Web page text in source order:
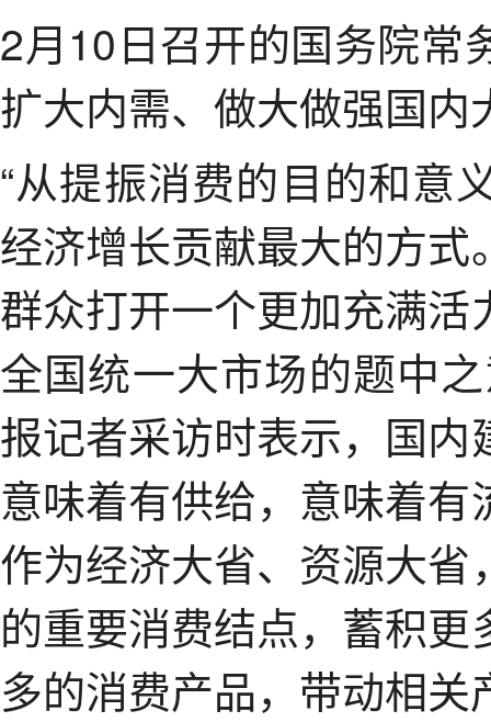
2月10日召开的国务院常
扩大内需、做大做强国
“从提振消费的目的和意
经济增长贡献最大的方
群众打开一个更加充满
全国统一大市场的题中
报记者采访时表示，国
意味着有供给，意味着
作为经济大省、资源大
的重要消费结点，蓄积
多的消费产品，带动相关